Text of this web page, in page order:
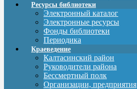
Ресурсы библиотеки
Электронный каталог
Электронные ресурсы
Фонды библиотеки
Периодика
Краеведение
Калтасинский район
Руководители района
Бессмертный полк
Организации, предприятия